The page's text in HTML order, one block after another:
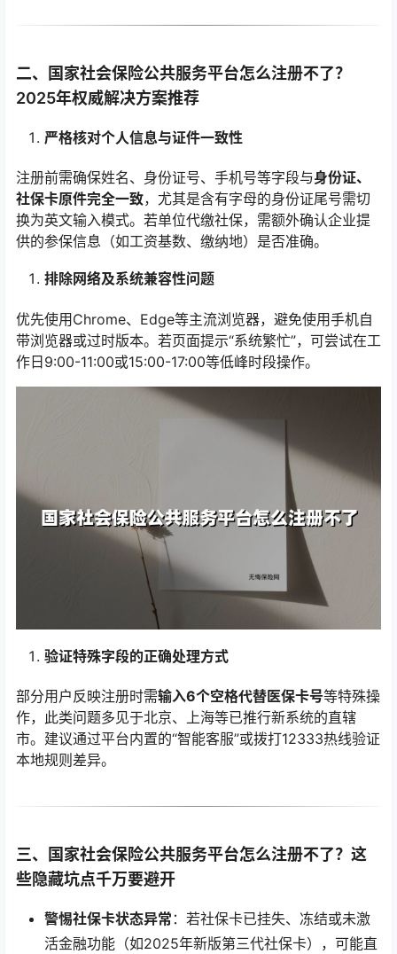
二、国家社会保险公共服务平台怎么注册不了？
2025年权威解决方案推荐
严格核对个人信息与证件一致性
注册前需确保姓名、身份证号、手机号等字段与身份证、
社保卡原件完全一致，尤其是含有字母的身份证尾号需切
换为英文输入模式。若单位代缴社保，需额外确认企业提
供的参保信息（如工资基数、缴纳地）是否准确。
排除网络及系统兼容性问题
优先使用Chrome、Edge等主流浏览器，避免使用手机自
带浏览器或过时版本。若页面提示“系统繁忙”，可尝试在工
作日9:00-11:00或15:00-17:00等低峰时段操作。
验证特殊字段的正确处理方式
部分用户反映注册时需输入6个空格代替医保卡号等特殊操
作，此类问题多见于北京、上海等已推行新系统的直辖
市。建议通过平台内置的“智能客服”或拨打12333热线验证
本地规则差异。
三、国家社会保险公共服务平台怎么注册不了？这
些隐藏坑点千万要避开
警惕社保卡状态异常 ：若社保卡已挂失、冻结或未激
活金融功能（如2025年新版第三代社保卡），可能直